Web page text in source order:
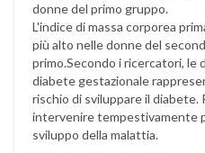
donne del primo gruppo.
L'indice di massa corporea
più alto nelle donne del
primo.Secondo i ricercatori,
diabete gestazionale
rischio di sviluppare il
intervenire tempestivamente
sviluppo della malattia.